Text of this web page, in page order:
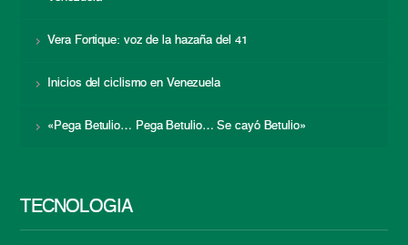
Vera Fortique: voz de la hazaña del 41
Inicios del ciclismo en Venezuela
«Pega Betulio… Pega Betulio… Se cayó Betulio»
TECNOLOGÍA